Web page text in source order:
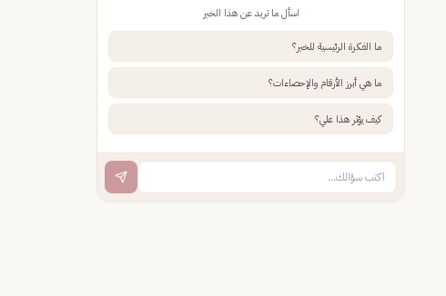
اسأل ما تريد عن هذا الخبر
ما الفكرة الرئيسية للخبر؟
ما هي أبرز الأرقام والإحصاءات؟
كيف يؤثر هذا علي؟